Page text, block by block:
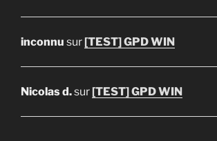
inconnu sur[TEST] GPD WIN
Nicolas d.sur[TEST] GPD WIN